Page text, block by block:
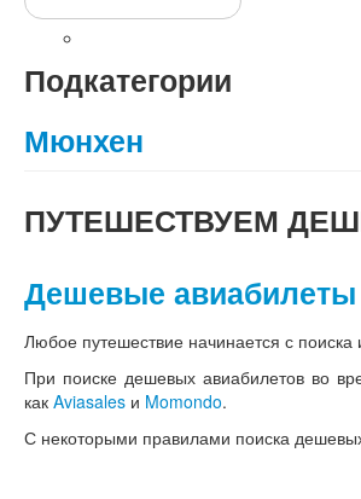
Подкатегории
Мюнхен
ПУТЕШЕСТВУЕМ
Дешевые авиабилеты
Любое путешествие начинается с
При поиске дешевых авиабилетов во
как Aviasales и Momondo.
С некоторыми правилами поиска